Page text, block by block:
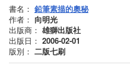
書名： 鉛筆素描的奧秘
作者： 向明光
出版商： 雄獅出版社
出版日： 2006-02-01
版別： 二版七刷